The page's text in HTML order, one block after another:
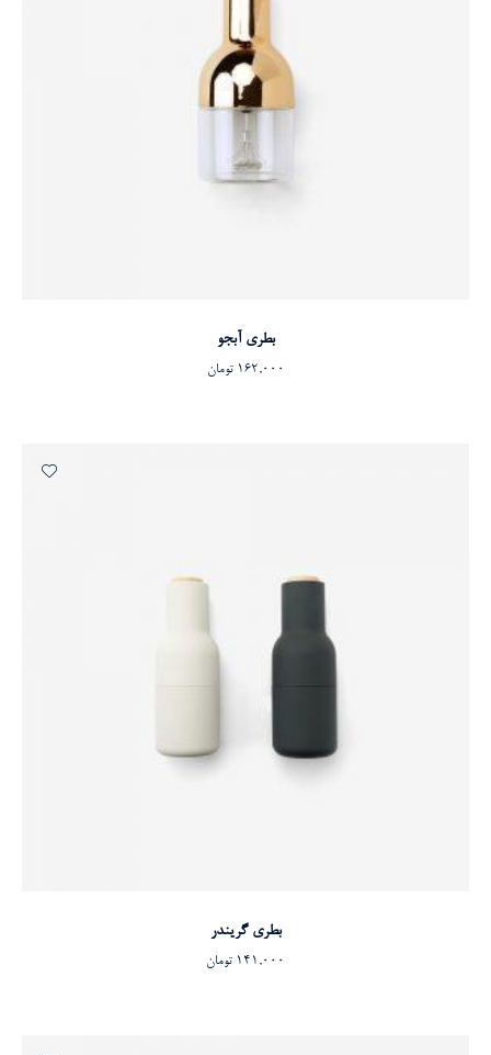
افزودن به سبد خرید
بطری آبجو
162,000 تومان
افزودن به سبد خرید
بطری گریندر
141,000 تومان